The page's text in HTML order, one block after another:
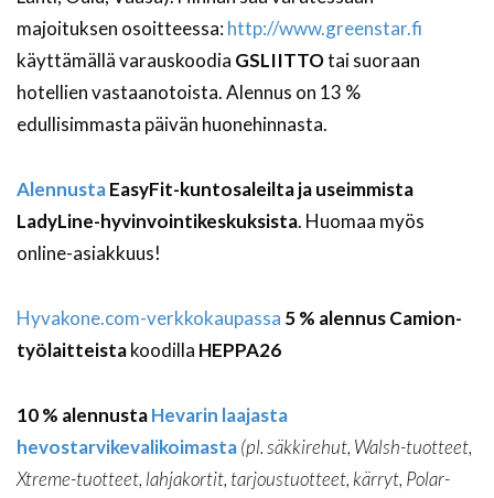
majoituksen osoitteessa:http://www.greenstar.fi
käyttämällä varauskoodia GSLIITTOtai suoraan
hotellien vastaanotoista. Alennus on 13 %
edullisimmasta päivän huonehinnasta.
AlennustaEasyFit-kuntosaleilta ja useimmista
LadyLine-hyvinvointikeskuksista. Huomaa myös
online-asiakkuus!
Hyvakone.com-verkkokaupassa 5 % alennus Camion-
työlaitteistakoodilla HEPPA26
10 % alennustaHevarin laajasta
hevostarvikevalikoimasta(pl. säkkirehut, Walsh-tuotteet,
Xtreme-tuotteet, lahjakortit, tarjoustuotteet, kärryt, Polar-